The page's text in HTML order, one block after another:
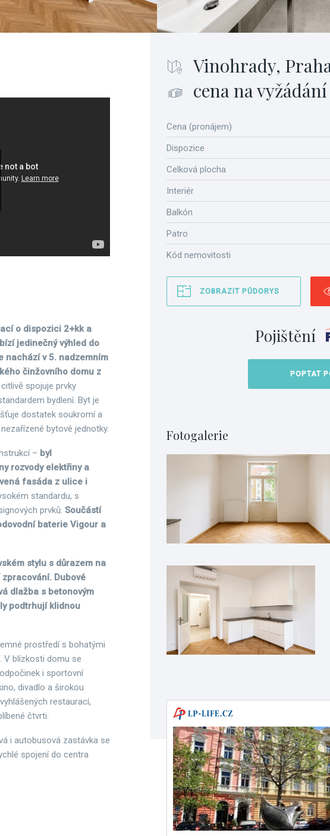
Vinohrady,
cena na vyžádání
Cena (pronájem)
Dispozice
Celková plocha
Interiér
Balkón
Patro
Kód nemovitosti
ZOBRAZIT PŮDORYS
Pojištění
POPTAT
Fotogalerie
o dispozici 2+kk a
jedinečný výhled do
nachází v 5. nadzemním
činžovního domu z
spojuje prvky
bydlení. Byt je
dostatek soukromí a
bytové jednotky.
– byl
rozvody elektřiny a
fasáda z ulice i
standardu, s
prvků. Součástí
baterie Vigour a
stylu s důrazem na
Dubové
dlažba s betonovým
podtrhují klidnou
prostředí s bohatými
V blízkosti domu se
i sportovní
divadlo a širokou
restaurací,
čtvrti.
i autobusová zastávka se
spojení do centra